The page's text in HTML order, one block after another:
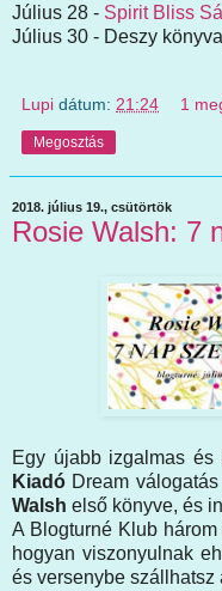
Július 28 - Spirit Bliss
Július 30 - Deszy
Lupi dátum: 21:24 1
Megosztás
2018. július 19., csütörtök
Rosie Walsh: 7
Egy újabb izgalmas és
Kiadó Dream
Walsh első könyve, és
A Blogturné Klub
hogyan viszonyulnak
és versenybe szállhatsz